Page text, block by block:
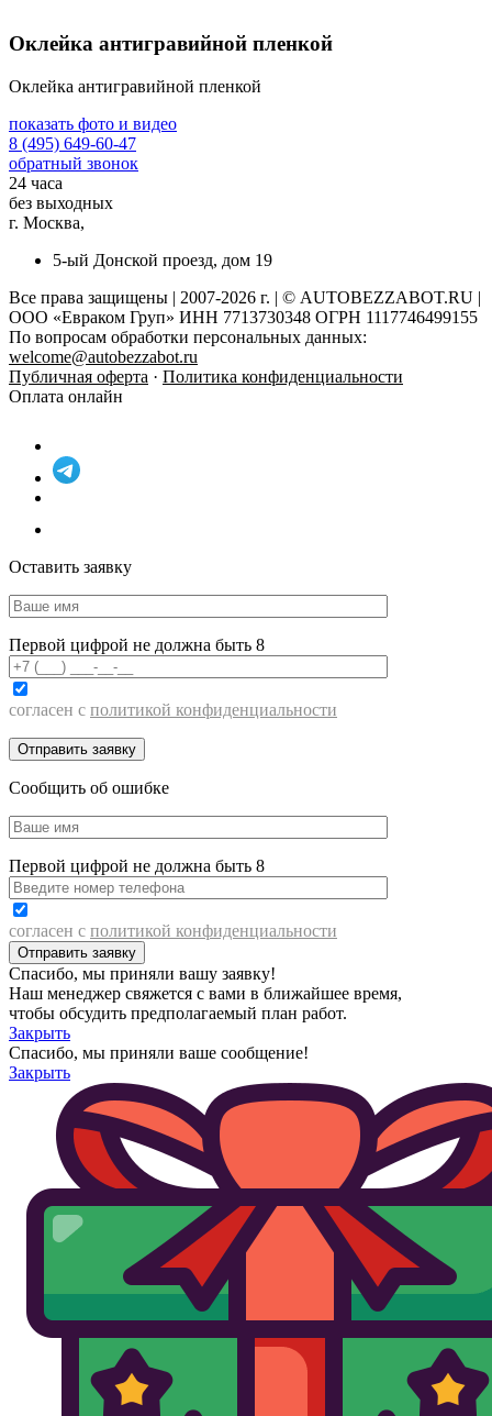
Оклейка антигравийной пленкой
Оклейка антигравийной пленкой
показать фото и видео
8 (495) 649-60-47
обратный звонок
24 часа
без выходных
г. Москва,
5-ый Донской проезд, дом 19
Все права защищены | 2007-2026 г. | © AUTOBEZZABOT.RU |
ООО «Евраком Груп» ИНН 7713730348 ОГРН 1117746499155
По вопросам обработки персональных данных:
welcome@autobezzabot.ru
Публичная оферта · Политика конфиденциальности
Оплата онлайн
Оставить заявку
Первой цифрой не должна быть 8
согласен с политикой конфиденциальности
Сообщить об ошибке
Первой цифрой не должна быть 8
согласен с политикой конфиденциальности
Спасибо, мы приняли вашу заявку!
Наш менеджер свяжется с вами в ближайшее время,
чтобы обсудить предполагаемый план работ.
Закрыть
Спасибо, мы приняли ваше сообщение!
Закрыть